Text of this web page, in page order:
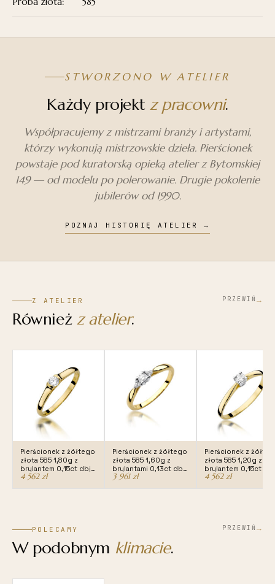
STWORZONO W ATELIER
Każdy projekt z pracowni.
Współpracujemy z mistrzami branży i artystami,
którzy wykonują mistrzowskie dzieła. Pierścionek
powstaje pod kuratorską opieką atelier z Bytomskiej
149 — od modelu po polerowanie. Drugie pokolenie
jubilerów od 1990.
POZNAJ HISTORIĘ ATELIER→
Z ATELIER
Również z atelier.
PRZEWIŃ →
Pierścionek z żółtego
złota 585 1,80g z
brylantem 0,15ct dbj-
369
4 562zł
Pierścionek z żółtego
złota 585 1,60g z
brylantami 0,13ct dbj-
428
3 961zł
Pierścionek z
złota 585 1,20g z
brylantem 0,15ct
335
4 562zł
POLECAMY
W podobnym klimacie.
PRZEWIŃ →